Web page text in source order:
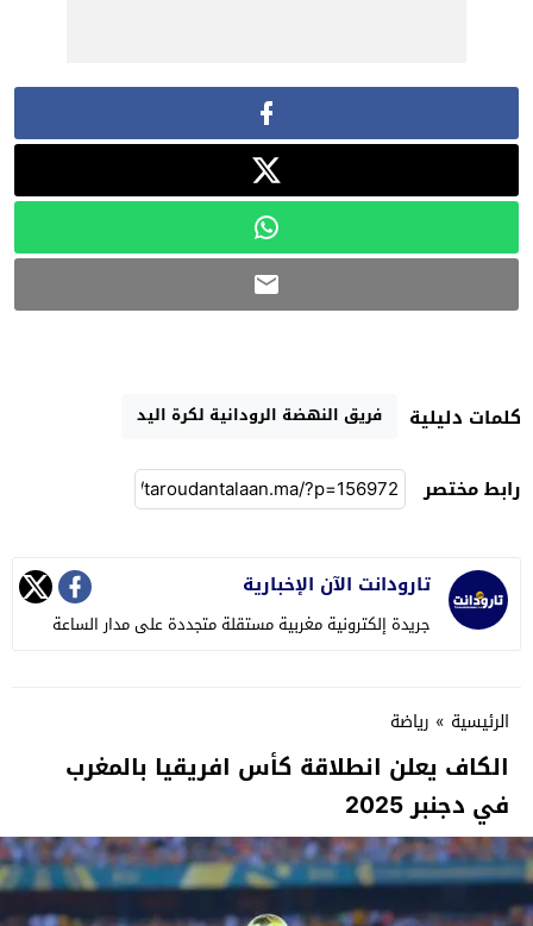
كلمات دليلية فريق النهضة الرودانية لكرة اليد
رابط مختصر
تارودانت الآن الإخبارية
جريدة إلكترونية مغربية مستقلة متجددة على مدار الساعة
الرئيسية » رياضة
الكاف يعلن انطلاقة كأس افريقيا بالمغرب
في دجنبر 2025